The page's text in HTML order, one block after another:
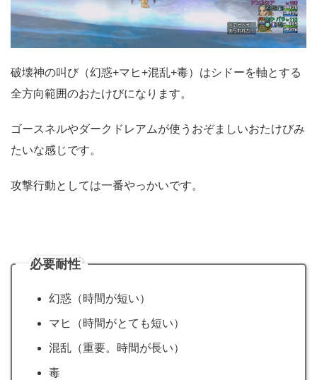
破壊神の叫び（幻惑+マヒ+混乱+毒）はシドーを軸とする
全方向範囲のおたけびになります。
ゴースネルやダークドレアムが使うおぞましいおたけびみ
たいな感じです。
攻撃行動としては一番やっかいです。
必要耐性
幻惑（時間が短い）
マヒ（時間がとても短い）
混乱（重要。時間が長い）
毒